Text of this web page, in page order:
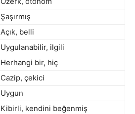
Şaşırmış
Açık, belli
Uygulanabilir, ilgili
Herhangi bir, hiç
Cazip, çekici
Uygun
Kibirli, kendini beğenmiş